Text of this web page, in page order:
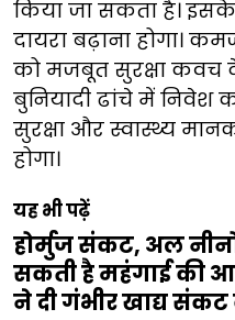
किया जा सकता है।
दायरा बढ़ाना होगा।
को मजबूत सुरक्षा कवच
बुनियादी ढांचे में निवेश
सुरक्षा और स्वास्थ्य
होगा।
यह भी पढ़ें
होर्मुज संकट, अल
सकती है महंगाई की
ने दी गंभीर खाद्य